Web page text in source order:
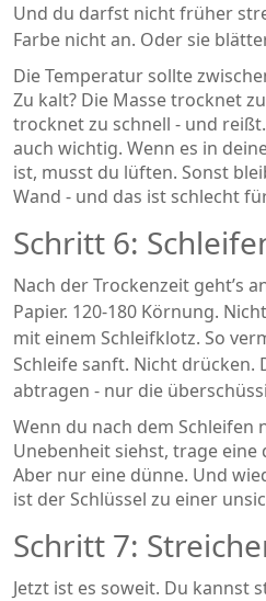
Und du darfst nicht früher
Farbe nicht an. Oder sie
Die Temperatur sollte
Zu kalt? Die Masse trocknet
trocknet zu schnell - und
auch wichtig. Wenn es in
ist, musst du lüften. Sonst
Wand - und das ist schlecht
Schritt 6:
Nach der Trockenzeit geht’s
Papier. 120-180 Körnung.
mit einem Schleifklotz. So
Schleife sanft. Nicht drücken.
abtragen - nur die
Wenn du nach dem Schleifen
Unebenheit siehst, trage eine
Aber nur eine dünne. Und
ist der Schlüssel zu einer
Schritt 7:
Jetzt ist es soweit. Du kannst